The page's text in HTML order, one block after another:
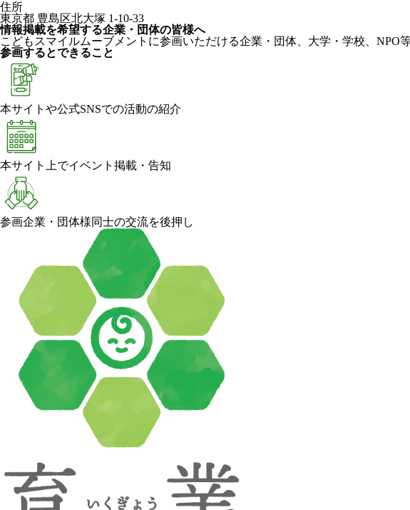
住所
東京都 豊島区北大塚 1-10-33
情報掲載を希望する企業・団体の皆様へ
こどもスマイルムーブメントに参画いただける企業・団体、大学・学校、NPO
参画するとできること
本サイトや公式SNSでの活動の紹介
本サイト上でイベント掲載・告知
参画企業・団体様同士の交流を後押し